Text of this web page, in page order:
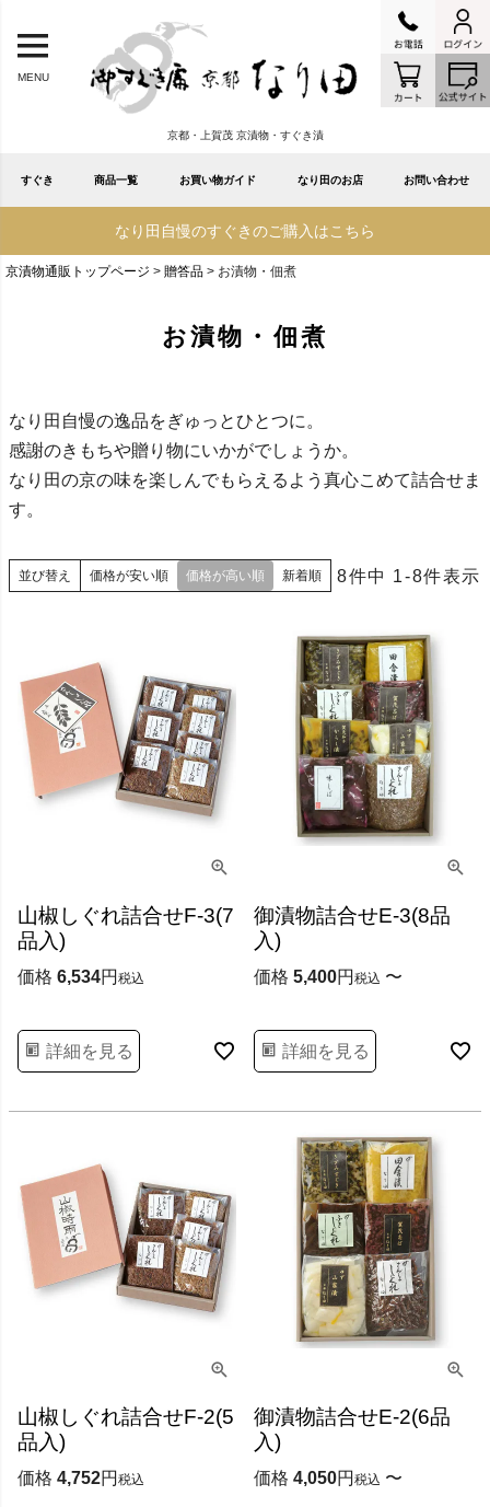
MENU
京都・上賀茂 京漬物・すぐき漬
すぐき 商品一覧 お買い物ガイド なり田のお店 お問い合わせ
なり田自慢のすぐきのご購入はこちら
京漬物通販トップページ 贈答品 お漬物・佃煮
お漬物・佃煮
なり田自慢の逸品をぎゅっとひとつに。
感謝のきもちや贈り物にいかがでしょうか。
なり田の京の味を楽しんでもらえるよう真心こめて詰合せま
す。
並び替え 価格が安い順 価格が高い順 新着順 8件中 1-8件表示
山椒しぐれ詰合せF-3(7
品入)
価格 6,534 税込
詳細を見る
御漬物詰合せE-3(8品
入)
価格 5,400 税込 〜
詳細を見る
山椒しぐれ詰合せF-2(5
品入)
価格 4,752 税込
御漬物詰合せE-2(6品
入)
価格 4,050 税込 〜